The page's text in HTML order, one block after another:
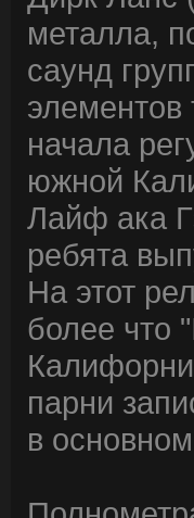
металла,
саунд
начала
южной
Лайф ака
ребята
На этот
более что
парни
в